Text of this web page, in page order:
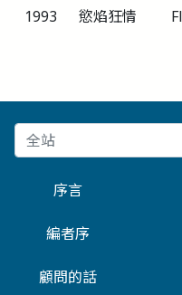
1993 慾焰狂情
序言
編者序
顧問的話